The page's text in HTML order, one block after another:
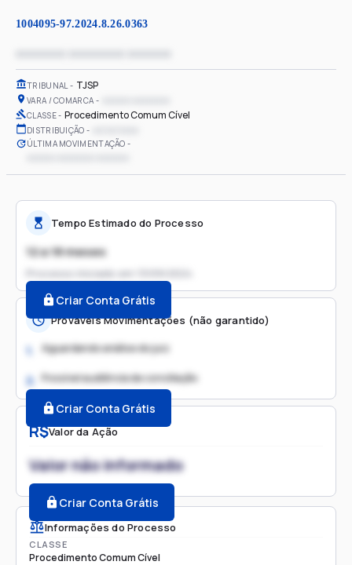
1004095-97.2024.8.26.0363
TRIBUNAL TJSP
VARA / COMARCA
CLASSE Procedimento Comum Cível
DISTRIBUIÇÃO
ÚLTIMA MOVIMENTAÇÃO
R$Valor da Ação
Valor não informado
Criar Conta Grátis
Informações do Processo
CLASSE
Procedimento Comum Cível
Tempo Estimado do Processo
12 a 18 meses
Processo iniciado em
Criar Conta Grátis
Prováveis Movimentações (não garantido)
1. Aguardando análise do juiz
2. Possível audiência de conciliação
Criar Conta Grátis